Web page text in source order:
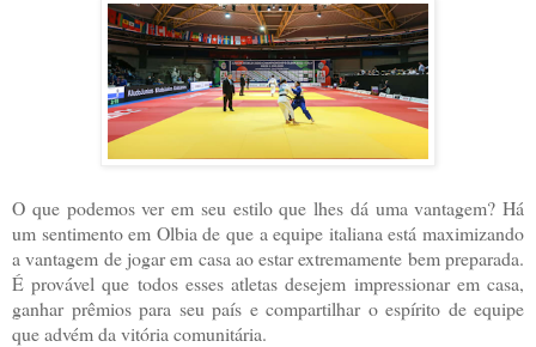
O que podemos ver em seu estilo que lhes dá uma vantagem? Há
um sentimento em Olbia de que a equipe italiana está maximizando
a vantagem de jogar em casa ao estar extremamente bem preparada.
É provável que todos esses atletas desejem impressionar em casa,
ganhar prêmios para seu país e compartilhar o espírito de equipe
que advém da vitória comunitária.